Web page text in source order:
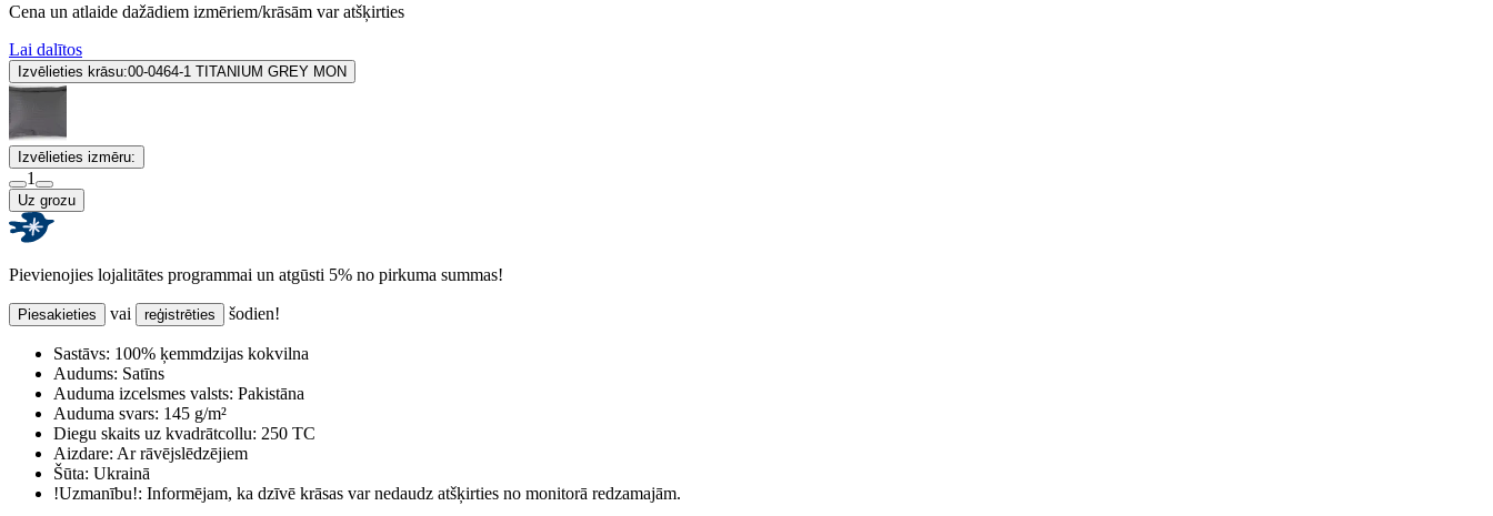
Cena un atlaide dažādiem izmēriem/krāsām var atšķirties
Lai dalītos
Izvēlieties krāsu:00-0464-1 TITANIUM GREY MON
Izvēlieties izmēru:
1
Uz grozu
Pievienojies lojalitātes programmai un atgūsti 5% no pirkuma summas!
Piesakieties vai reģistrēties šodien!
Sastāvs: 100% ķemmdzijas kokvilna
Audums: Satīns
Auduma izcelsmes valsts: Pakistāna
Auduma svars: 145 g/m²
Diegu skaits uz kvadrātcollu: 250 TC
Aizdare: Ar rāvējslēdzējiem
Šūta: Ukrainā
!Uzmanību!: Informējam, ka dzīvē krāsas var nedaudz atšķirties no monitorā redzamajām.